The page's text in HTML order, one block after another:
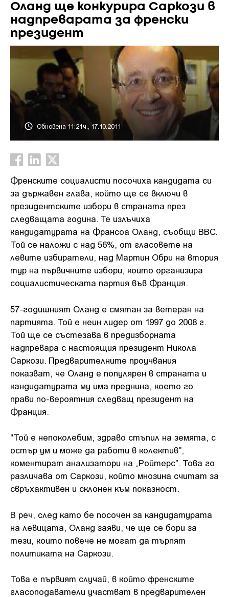
Оланд ще конкурира Саркози в
надпреварата за френски
президент
Обновена 11:21ч., 17.10.2011
Френските социалисти посочиха кандидата си
за държавен глава, който ще се включи в
президентските избори в страната през
следващата година. Те излъчиха
кандидатурата на Франсоа Оланд, съобщи BBC.
Той се наложи с над 56%, от гласовете на
левите избиратели, над Мартин Обри на втория
тур на първичните избори, които организира
социалистическата партия във Франция.
57-годишният Оланд е смятан за ветеран на
партията. Той е неин лидер от 1997 до 2008 г.
Той ще се състезава в предизборната
надпревара с настоящия президент Никола
Саркози. Предварителните проучвания
показват, че Оланд е популярен в страната и
кандидатурата му има преднина, което го
прави по-вероятния следващ президент на
Франция.
"Той е непоколебим, здраво стъпил на земята, с
остър ум и може да работи в колектив",
коментират анализатори на „Ройтерс”. Това го
различава от Саркози, който мнозина считат за
свръхактивен и склонен към показност.
В реч, след като бе посочен за кандидатурата
на левицата, Оланд заяви, че ще се бори за
тези, които повече не могат да търпят
политиката на Саркози.
Това е първият случай, в който френските
гласоподаватели участват в предварителен